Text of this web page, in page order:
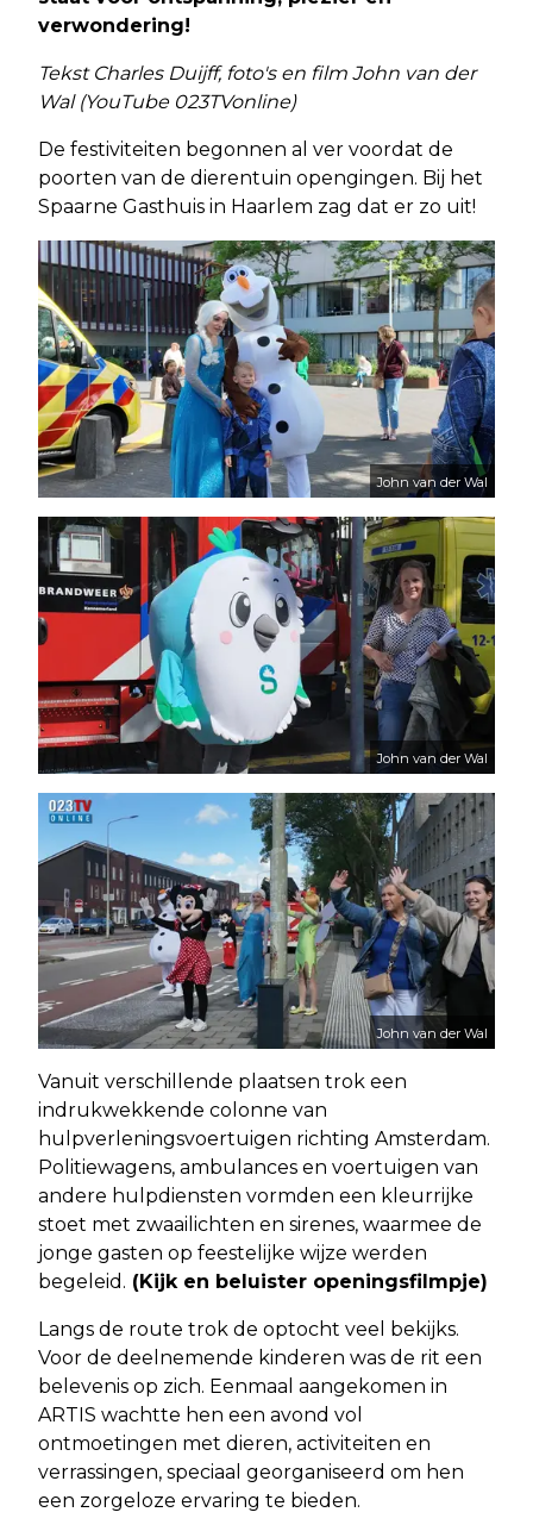
verwondering!
Tekst Charles Duijff, foto's en film John van der
Wal (YouTube 023TVonline)
De festiviteiten begonnen al ver voordat de
poorten van de dierentuin opengingen. Bij het
Spaarne Gasthuis in Haarlem zag dat er zo uit!
John van der Wal
John van der Wal
John van der Wal
Vanuit verschillende plaatsen trok een
indrukwekkende colonne van
hulpverleningsvoertuigen richting Amsterdam.
Politiewagens, ambulances en voertuigen van
andere hulpdiensten vormden een kleurrijke
stoet met zwaailichten en sirenes, waarmee de
jonge gasten op feestelijke wijze werden
begeleid. (Kijk en beluister openingsfilmpje)
Langs de route trok de optocht veel bekijks.
Voor de deelnemende kinderen was de rit een
belevenis op zich. Eenmaal aangekomen in
ARTIS wachtte hen een avond vol
ontmoetingen met dieren, activiteiten en
verrassingen, speciaal georganiseerd om hen
een zorgeloze ervaring te bieden.